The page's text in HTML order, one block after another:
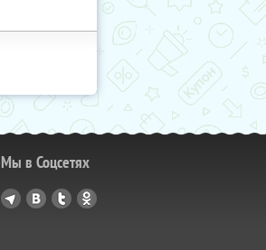
Мы в Соцсетях